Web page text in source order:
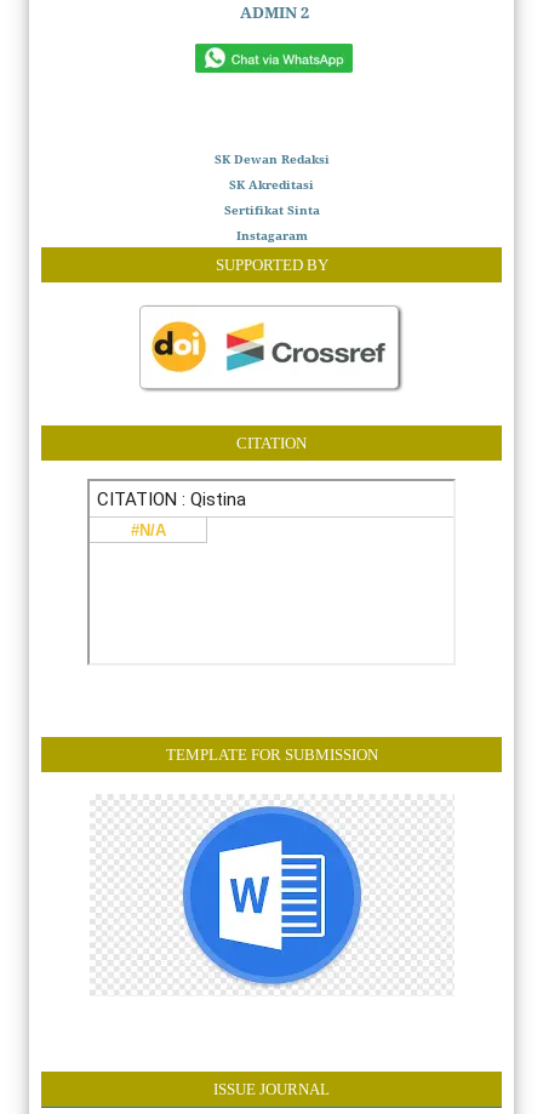
ADMIN 2
SK Dewan Redaksi
SK Akreditasi
Sertifikat Sinta
Instagaram
SUPPORTED BY
CITATION
TEMPLATE FOR SUBMISSION
ISSUE JOURNAL